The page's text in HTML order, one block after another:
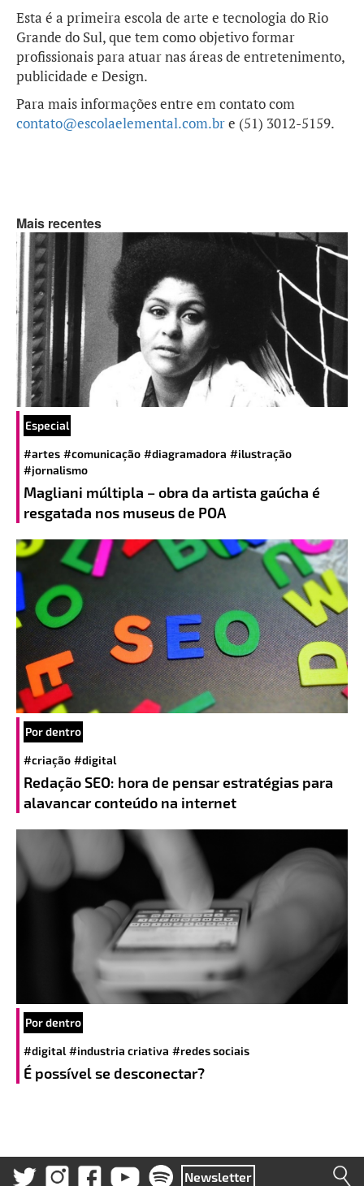
Esta é a primeira escola de arte e tecnologia do Rio
Grande do Sul, que tem como objetivo formar
profissionais para atuar nas áreas de entretenimento,
publicidade e Design.
Para mais informações entre em contato com
contato@escolaelemental.com.bre (51) 3012-5159.
Mais recentes
Especial
#artes #comunicação #diagramadora #ilustração
#jornalismo
Magliani múltipla – obra da artista gaúcha é
resgatada nos museus de POA
Por dentro
#criação #digital
Redação SEO: hora de pensar estratégias para
alavancar conteúdo na internet
Por dentro
#digital #industria criativa #redes sociais
É possível se desconectar?
Newsletter